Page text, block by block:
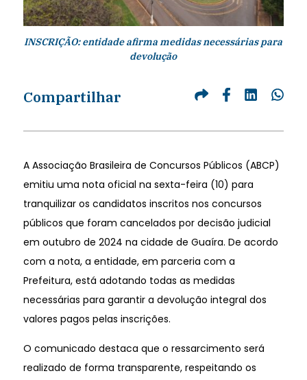
INSCRIÇÃO: entidade afirma medidas necessárias para
devolução
Compartilhar
A Associação Brasileira de Concursos Públicos (ABCP)
emitiu uma nota oficial na sexta-feira (10) para
tranquilizar os candidatos inscritos nos concursos
públicos que foram cancelados por decisão judicial
em outubro de 2024 na cidade de Guaíra. De acordo
com a nota, a entidade, em parceria com a
Prefeitura, está adotando todas as medidas
necessárias para garantir a devolução integral dos
valores pagos pelas inscrições.
O comunicado destaca que o ressarcimento será
realizado de forma transparente, respeitando os